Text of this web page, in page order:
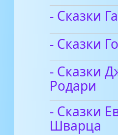
- Сказки
- Сказки
- Сказки
Родари
- Сказки
Шварца